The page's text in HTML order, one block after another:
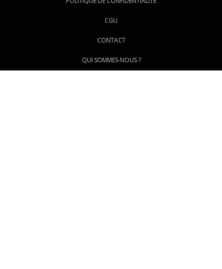
@LePoingMontpellier
CGU
CONTACT
QUI SOMMES-NOUS ?